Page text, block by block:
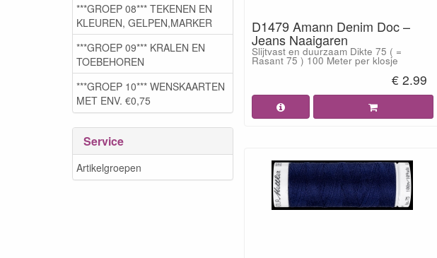
D1479 Amann Denim Doc –
Jeans Naaigaren
Slijtvast en duurzaam Dikte 75 ( =
Rasant 75 ) 100 Meter per klosje
€ 2.99
***GROEP 08*** TEKENEN EN
KLEUREN, GELPEN,MARKER
***GROEP 09*** KRALEN EN
TOEBEHOREN
***GROEP 10*** WENSKAARTEN
MET ENV. €0,75
Service
Artikelgroepen